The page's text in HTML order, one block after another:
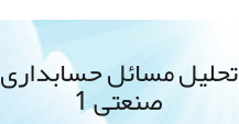
تحلیل مسائل حسابداری
صنعتی 1